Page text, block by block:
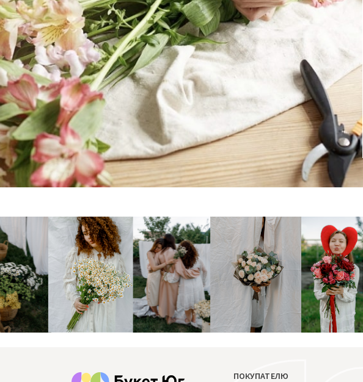
ПОКУПАТЕЛЮ